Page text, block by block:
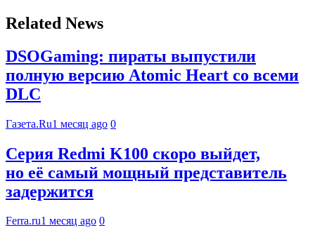
Related News
DSOGaming: пираты выпустили
полную версию Atomic Heart со всеми
DLC
Газета.Ru1 месяц ago 0
Серия Redmi K100 скоро выйдет,
но её самый мощный представитель
задержится
Ferra.ru1 месяц ago 0